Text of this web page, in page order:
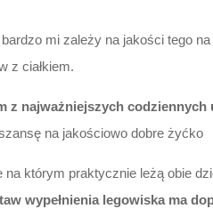
mi zależy na jakości tego
z ciałkiem.
z najważniejszych codziennych
na jakościowo dobre żyćko
na którym praktycznie leżą obie
wypełnienia legowiska ma